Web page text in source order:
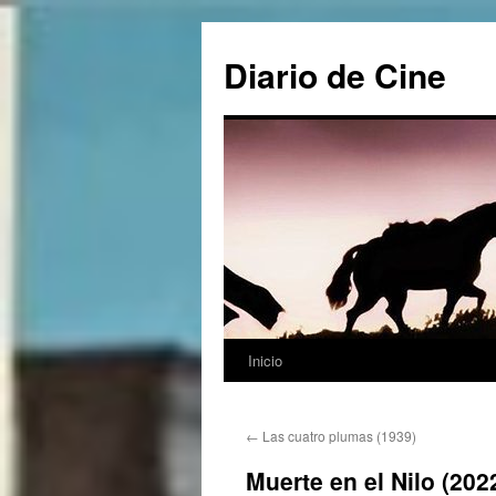
contenido
Diario de Cine
Inicio
← Las cuatro plumas (1939)
Muerte en el Nilo